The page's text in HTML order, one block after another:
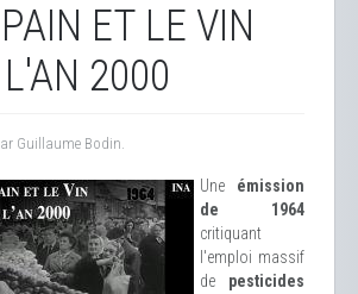
ET LE VIN
L'AN 2000
Guillaume Bodin.
Une émission
de 1964
critiquant
l'emploi massif
de pesticides